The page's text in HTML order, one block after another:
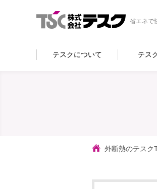
省エネで
テスクについて テス
外断熱のテスク